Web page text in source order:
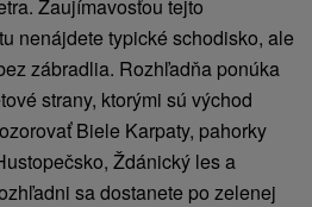
Zaujímavosťou tejto
nenájdete typické schodisko, ale
zábradlia. Rozhľadňa ponúka
strany, ktorými sú východ
Biele Karpaty, pahorky
Ždánický les a
sa dostanete po zelenej